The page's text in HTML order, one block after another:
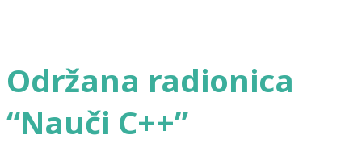
Održana radionica
“Nauči C++”